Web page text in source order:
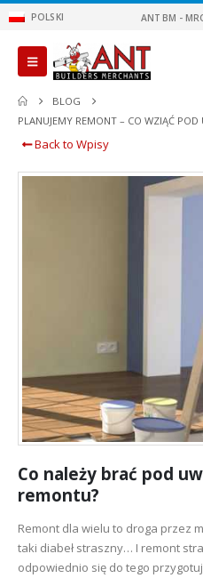
POLSKI ANT BM -
BLOG
PLANUJEMY REMONT – CO WZIĄĆ POD
Back to Wpisy
Co należy brać pod
remontu?
Remont dla wielu to droga przez
taki diabeł straszny… I remont
odpowiednio się do tego